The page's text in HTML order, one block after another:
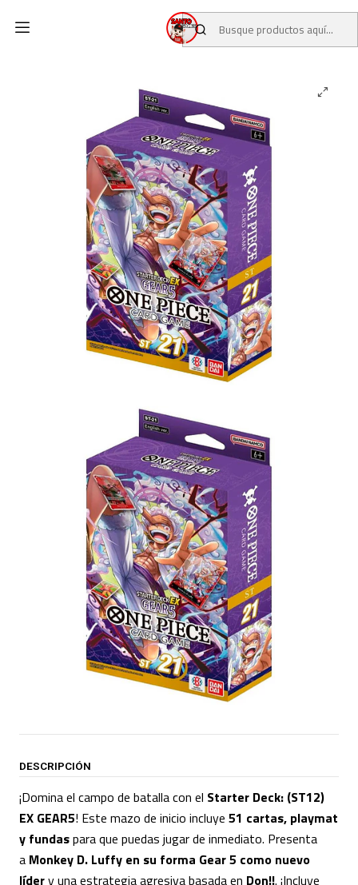
CARTAS TCG ONE PIECE TCG
Starter Deck: (ST21) One Piece Card Game EX GEAR5
DESCRIPCIÓN
¡Domina el campo de batalla con el Starter Deck: (ST12)
EX GEAR5! Este mazo de inicio incluye 51 cartas, playmat
y fundaspara que puedas jugar de inmediato. Presenta
a Monkey D. Luffy en su forma Gear 5 como nuevo
lídery una estrategia agresiva basada en Don!!. ¡Incluye